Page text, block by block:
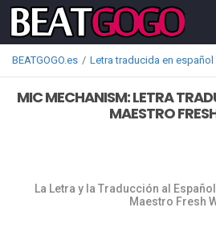
BEATGOGO.es Letra traducida en español
MIC MECHANISM: LETRA
MAESTRO
La Letra y la Traducción al
Maestro Fresh